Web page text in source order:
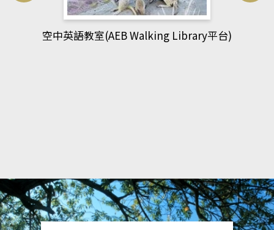
網管人(kono平台)